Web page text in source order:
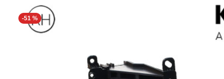
-51 %